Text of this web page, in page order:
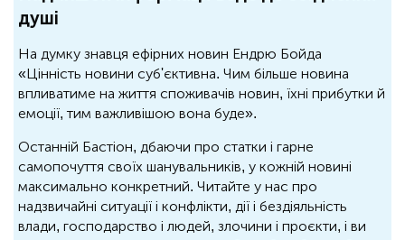
душі
На думку знавця ефірних новин Ендрю Бойда
«Цінність новини суб'єктивна. Чим більше новина
впливатиме на життя споживачів новин, їхні прибутки й
емоції, тим важливішою вона буде».
Останній Бастіон, дбаючи про статки і гарне
самопочуття своїх шанувальників, у кожній новині
максимально конкретний. Читайте у нас про
надзвичайні ситуації і конфлікти, дії і бездіяльність
влади, господарство і людей, злочини і проєкти, і ви